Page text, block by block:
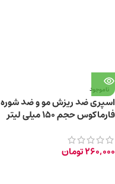
ناموجود
اسپری ضد ریزش مو و ضد شوره
فارماکوس حجم ۱۵۰ میلی لیتر
260,000تومان